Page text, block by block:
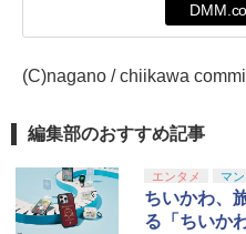
(C)nagano / chiikawa
編集部のおすすめ記事
エンタメ マ
ちいかわ、
る「ちいか